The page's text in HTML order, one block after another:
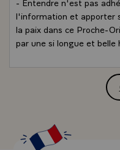
l'information et apporter
la paix dans ce Proche-
par une si longue et belle